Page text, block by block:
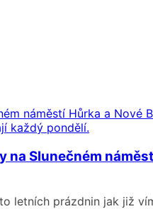
na Slunečném
letních prázdnin jak již